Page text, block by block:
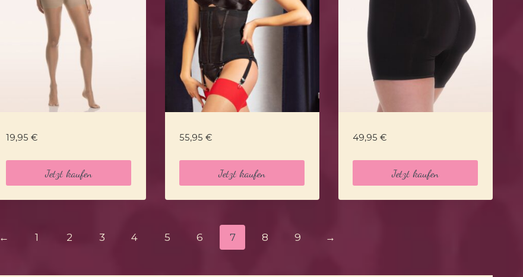
19,95 €
Jetzt kaufen
55,95€
Jetzt kaufen
49,95€
Jetzt kaufen
← 1 2 3 4 5 6 7 8 9 →